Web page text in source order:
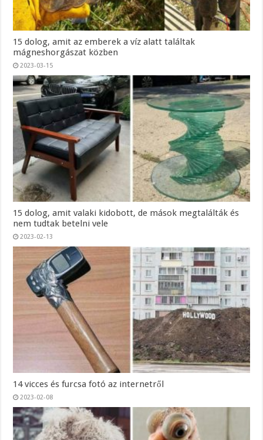
15 dolog, amit az emberek a víz alatt találtak
mágneshorgászat közben
2023-03-15
15 dolog, amit valaki kidobott, de mások megtalálták és
nem tudtak betelni vele
2023-02-13
14 vicces és furcsa fotó az internetről
2023-02-08